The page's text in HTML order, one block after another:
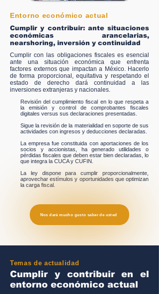
Entorno económico actual
Cumplir y contribuir: ante situaciones
económicas arancelarias,
nearshoring, inversión y continuidad
Cumplir con las obligaciones fiscales es esencial
ante una situación económica que enfrenta
factores externos que impactan a México. Hacerlo
de forma proporcional, equitativa y respetando el
estado de derecho dará continuidad a las
inversiones extranjeras y nacionales.
Revisión del cumplimiento fiscal en lo que respeta a
la emisión y control de comprobantes fiscales
digitales versus sus declaraciones presentadas.
Sigue la revisión de la materialidad en soporte de sus
actividades con ingresos y deducciones declaradas.
La empresa fue constituida con aportaciones de los
socios y accionistas, ha generado utilidades o
pérdidas fiscales que deben estar bien declaradas, lo
que integra la CUCA y CUFIN.
La ley dispone para cumplir proporcionalmente,
aprovechar estímulos y oportunidades que optimizan
la carga fiscal.
Nos dará mucho gusto saber de usted
Temas de actualidad
Cumplir y contribuir en el
entorno económico actual